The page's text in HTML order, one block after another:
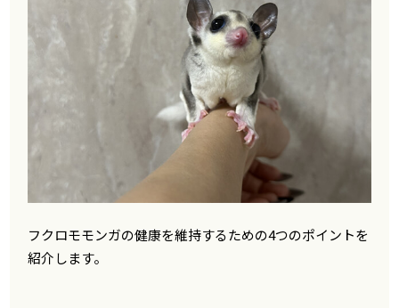
フクロモモンガの健康を維持するための4つのポイントを
紹介します。